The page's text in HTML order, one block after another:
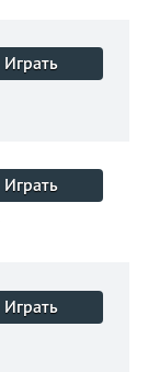
Играть
Играть
Играть